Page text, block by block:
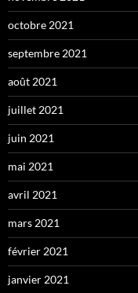
octobre 2021
septembre 2021
août 2021
juillet 2021
juin 2021
mai 2021
avril 2021
mars 2021
février 2021
janvier 2021